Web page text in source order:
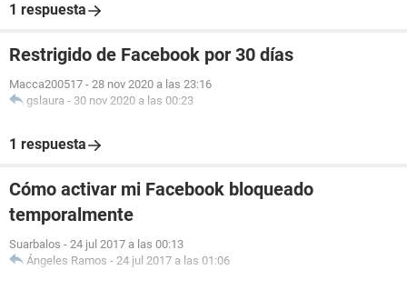
1 respuesta
Restrigido de Facebook por 30 días
Macca200517 - 28 nov 2020 a las 23:16
gslaura - 30 nov 2020 a las 00:23
1 respuesta
Cómo activar mi Facebook bloqueado
temporalmente
Suarbalos - 24 jul 2017 a las 00:13
Ángeles Ramos - 24 jul 2017 a las 01:06